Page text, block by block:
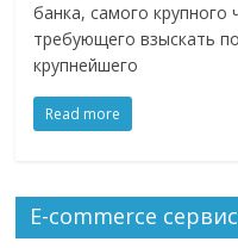
банка, самого крупного
требующего взыскать
крупнейшего
Read more
E-commerce